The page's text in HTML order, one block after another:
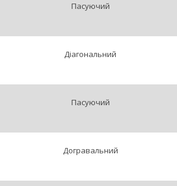
Пасуючий
Діагональний
Пасуючий
Догравальний